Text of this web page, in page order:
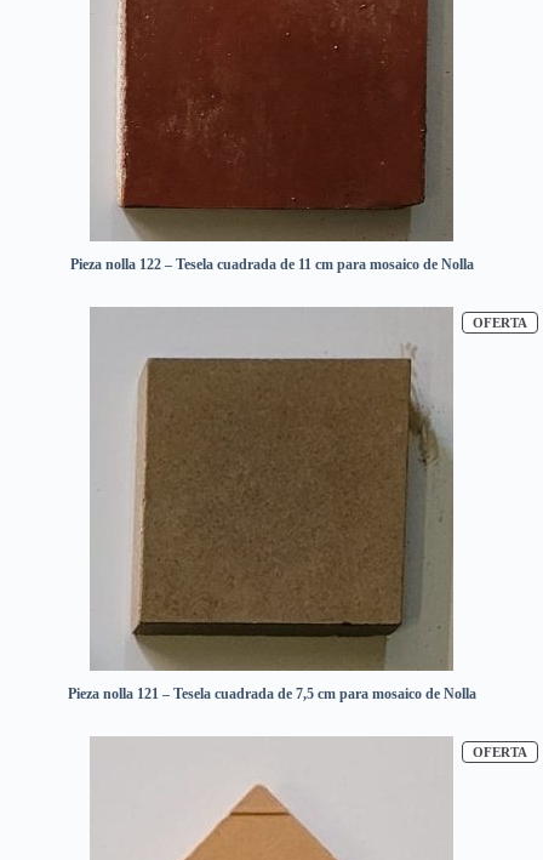
Pieza nolla 122 – Tesela cuadrada de 11 cm para mosaico de Nolla
OFERTA
Pieza nolla 121 – Tesela cuadrada de 7,5 cm para mosaico de Nolla
OFERTA